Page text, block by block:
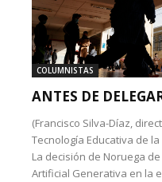
COLUMNISTAS
ANTES DE
(Francisco Silva-Díaz,
Tecnología Educativa de
La decisión de Noruega
Artificial Generativa en la